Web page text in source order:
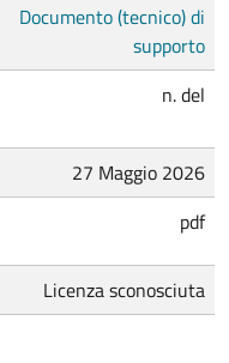
Documento (tecnico) di
supporto
n. del
27 Maggio 2026
pdf
Licenza sconosciuta